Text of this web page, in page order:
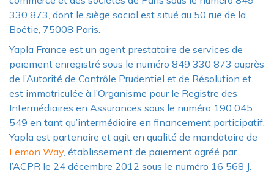
330 873, dont le siège social est situé au 50 rue de la
Boétie, 75008 Paris.
Yapla France est un agent prestataire de services de
paiement enregistré sous le numéro 849 330 873 auprès
de l’Autorité de Contrôle Prudentiel et de Résolution et
est immatriculée à l’Organisme pour le Registre des
Intermédiaires en Assurances sous le numéro 190 045
549 en tant qu’intermédiaire en financement participatif.
Yapla est partenaire et agit en qualité de mandataire de
Lemon Way , établissement de paiement agréé par
l’ACPR le 24 décembre 2012 sous le numéro 16 568 J.